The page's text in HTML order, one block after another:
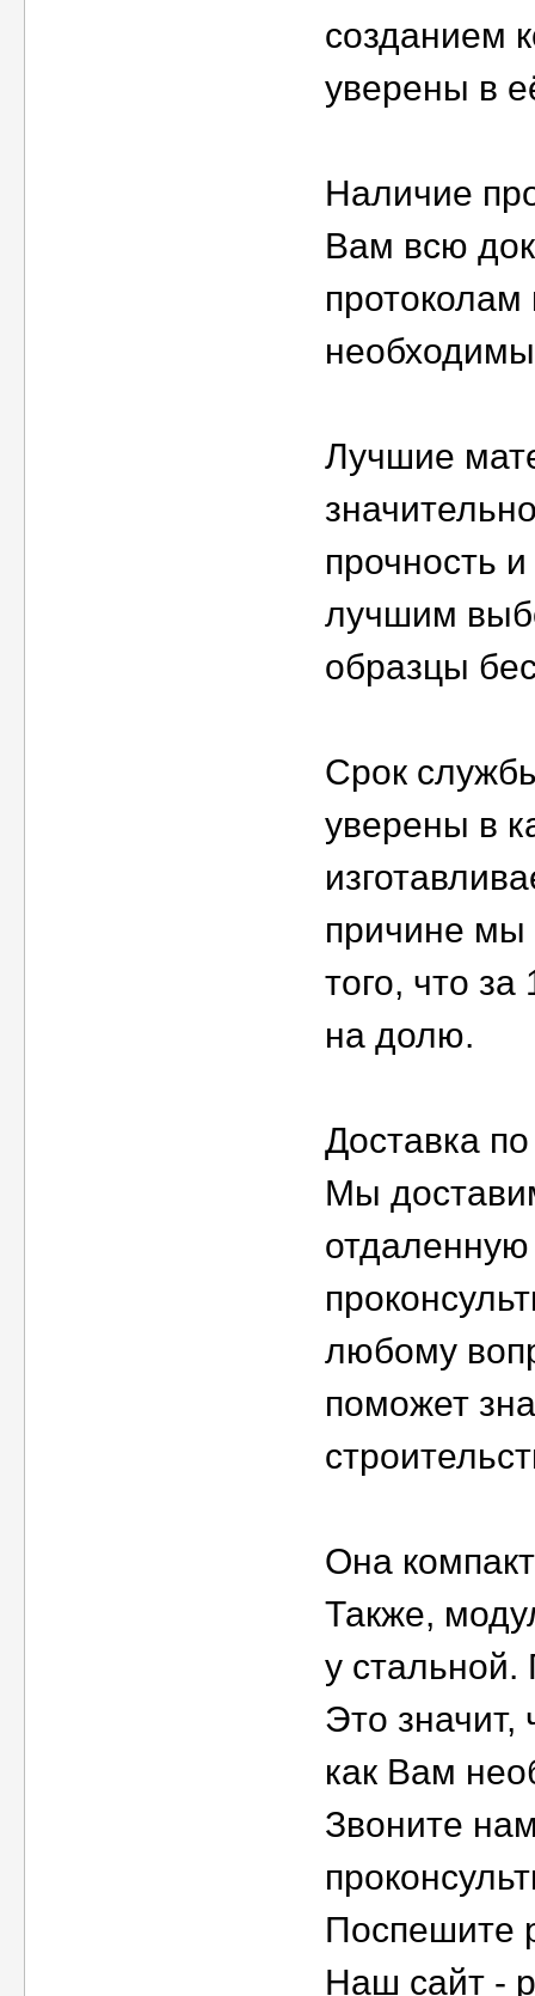
созданием
уверены в
Наличие
Вам всю
Лучшие
прочность
лучшим
образцы
Срок
уверены в
причине мы
того, что
на долю.
Доставка
Мы
любому
поможет
Она
Также,
у стальной.
Это значит,
как Вам
Звоните
Поспешите
Наш сайт -